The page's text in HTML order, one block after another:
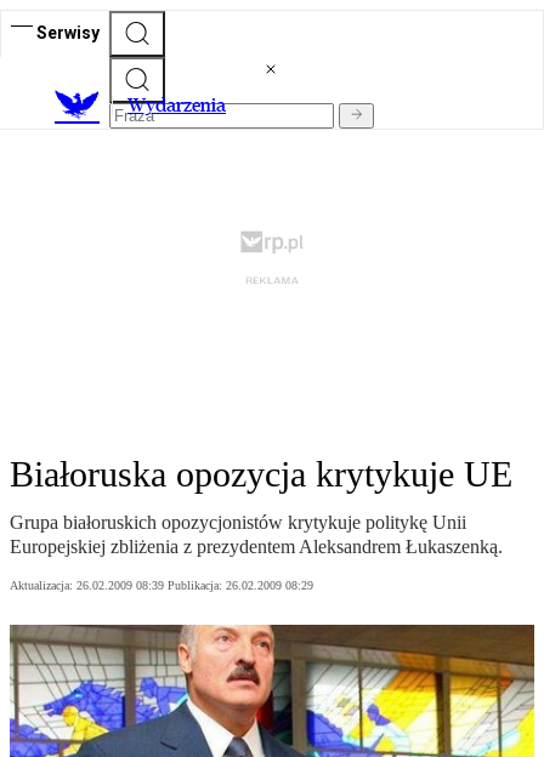
Serwisy
Wydarzenia
Białoruska opozycja krytykuje UE
Grupa białoruskich opozycjonistów krytykuje politykę Unii
Europejskiej zbliżenia z prezydentem Aleksandrem Łukaszenką.
Aktualizacja: 26.02.2009 08:39 Publikacja: 26.02.2009 08:29